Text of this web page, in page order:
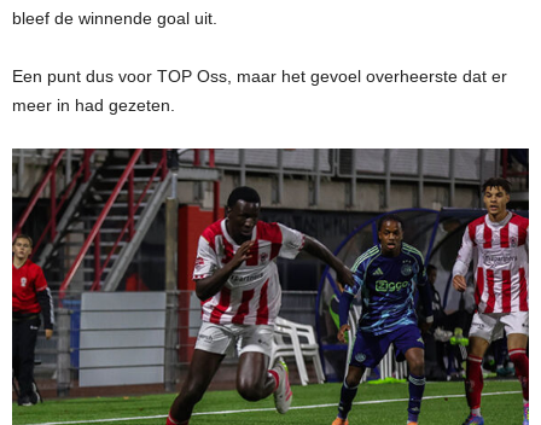
bleef de winnende goal uit.
Een punt dus voor TOP Oss, maar het gevoel overheerste dat er
meer in had gezeten.